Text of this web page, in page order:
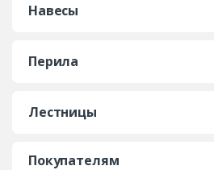
Навесы
Перила
Лестницы
Покупателям